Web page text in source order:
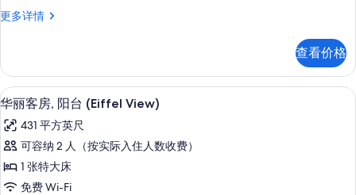
阳
的
所
有
照
片
更多详情
华
阳
台
更
信
息
查看价格
显
示
华
丽
客
华丽客房, 阳台 (Eiffel View) | 阳台景观
5
华丽客房, 阳台 (Eiffel View)
431 平方英尺
可容纳 2 人（按实际入住人数收费）
1 张特大床
免费 Wi-Fi